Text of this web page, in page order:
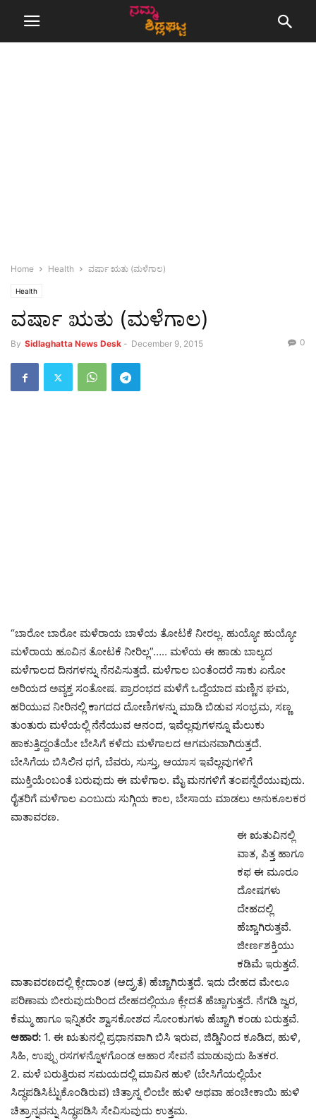
Home Health ವರ್ಷಾ ಋತು (ಮಳೆಗಾಲ)
Health
ವರ್ಷಾ ಋತು (ಮಳೆಗಾಲ)
By Sidlaghatta News Desk - December 9, 2015 0
“ಬಾರೋ ಬಾರೋ ಮಳೆರಾಯ ಬಾಳೆಯ ತೋಟಕೆ ನೀರಲ್ಲ. ಹುಯ್ಯೋ ಹುಯ್ಯೋ
ಮಳೆರಾಯ ಹೂವಿನ ತೋಟಕೆ ನೀರಿಲ್ಲ”….. ಮಳೆಯ ಈ ಹಾಡು ಬಾಲ್ಯದ
ಮಳೆಗಾಲದ ದಿನಗಳನ್ನು ನೆನಪಿಸುತ್ತದೆ. ಮಳೆಗಾಲ ಬಂತೆಂದರೆ ಸಾಕು ಏನೋ
ಅರಿಯದ ಅವ್ಯಕ್ತ ಸಂತೋಷ. ಪ್ರಾರಂಭದ ಮಳೆಗೆ ಒದ್ದೆಯಾದ ಮಣ್ಣಿನ ಘಮ,
ಹರಿಯುವ ನೀರಿನಲ್ಲಿ ಕಾಗದದ ದೋಣಿಗಳನ್ನು ಮಾಡಿ ಬಿಡುವ ಸಂಭ್ರಮ, ಸಣ್ಣ
ತುಂತುರು ಮಳೆಯಲ್ಲಿ ನೆನೆಯುವ ಆನಂದ, ಇವೆಲ್ಲವುಗಳನ್ನೂ ಮೆಲುಕು
ಹಾಕುತ್ತಿದ್ದಂತೆಯೇ ಬೇಸಿಗೆ ಕಳೆದು ಮಳೆಗಾಲದ ಆಗಮನವಾಗಿರುತ್ತದೆ.
ಬೇಸಿಗೆಯ ಬಿಸಿಲಿನ ಧಗೆ, ಬೆವರು, ಸುಸ್ತು, ಆಯಾಸ ಇವೆಲ್ಲವುಗಳಿಗೆ
ಮುಕ್ತಿಯೆಂಬಂತೆ ಬರುವುದು ಈ ಮಳೆಗಾಲ. ಮೈ ಮನಗಳಿಗೆ ತಂಪನ್ನೆರೆಯುವುದು.
ರೈತರಿಗೆ ಮಳೆಗಾಲ ಎಂಬುದು ಸುಗ್ಗಿಯ ಕಾಲ, ಬೇಸಾಯ ಮಾಡಲು ಅನುಕೂಲಕರ
ವಾತಾವರಣ.
ಈ ಋತುವಿನಲ್ಲಿ
ವಾತ, ಪಿತ್ತ ಹಾಗೂ
ಕಫ ಈ ಮೂರೂ
ದೋಷಗಳು
ದೇಹದಲ್ಲಿ
ಹೆಚ್ಚಾಗಿರುತ್ತವೆ.
ಜೀರ್ಣಶಕ್ತಿಯು
ಕಡಿಮೆ ಇರುತ್ತದೆ.
ವಾತಾವರಣದಲ್ಲಿ ಕ್ಲೇದಾಂಶ (ಆದ್ರ್ರತೆ) ಹೆಚ್ಚಾಗಿರುತ್ತದೆ. ಇದು ದೇಹದ ಮೇಲೂ
ಪರಿಣಾಮ ಬೀರುವುದುರಿಂದ ದೇಹದಲ್ಲಿಯೂ ಕ್ಲೇದತೆ ಹೆಚ್ಚಾಗುತ್ತದೆ. ನೆಗಡಿ ಜ್ವರ,
ಕೆಮ್ಮು ಹಾಗೂ ಇನ್ನಿತರೇ ಶ್ವಾಸಕೋಶದ ಸೋಂಕುಗಳು ಹೆಚ್ಚಾಗಿ ಕಂಡು ಬರುತ್ತವೆ.
ಆಹಾರ: 1. ಈ ಋತುನಲ್ಲಿ ಪ್ರಧಾನವಾಗಿ ಬಿಸಿ ಇರುವ, ಜಿಡ್ಡಿನಿಂದ ಕೂಡಿದ, ಹುಳಿ,
ಸಿಹಿ, ಉಪ್ಪು ರಸಗಳನ್ನೊಳಗೊಂಡ ಆಹಾರ ಸೇವನೆ ಮಾಡುವುದು ಹಿತಕರ.
2. ಮಳೆ ಬರುತ್ತಿರುವ ಸಮಯದಲ್ಲಿ ಮಾವಿನ ಹುಳಿ (ಬೇಸಿಗೆಯಲ್ಲಿಯೇ
ಸಿದ್ಧಪಡಿಸಿಟ್ಟುಕೊಂಡಿರುವ) ಚಿತ್ರಾನ್ನ ಲಿಂಬೇ ಹುಳಿ ಅಥವಾ ಹಂಚೀಕಾಯಿ ಹುಳಿ
ಚಿತ್ರಾನ್ನವನ್ನು ಸಿದ್ಧಪಡಿಸಿ ಸೇವಿಸುವುದು ಉತ್ತಮ.